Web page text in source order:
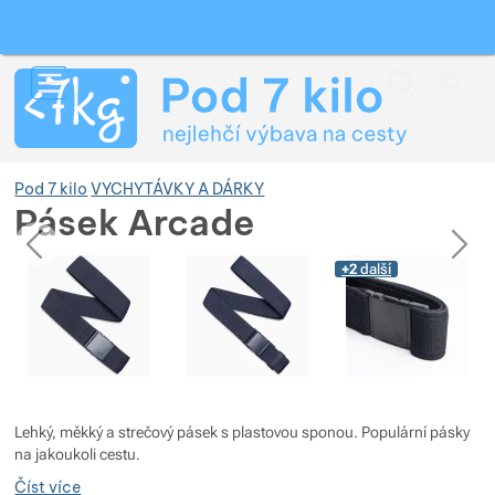
Pod 7 kilo VYCHYTÁVKY A DÁRKY
Pásek Arcade
Fotografie
předchozí
následující
Fotografie +2 další
Lehký, měkký a strečový pásek s plastovou sponou. Populární pásky
na jakoukoli cestu.
Číst více
Zobrazit více
Zobrazit více
Zobrazit více
Zobrazit více
Zobrazit více
Zobrazit více
Zobrazit více
Zobrazit více